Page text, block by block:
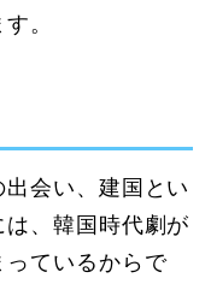
。
会い、建国とい
、韓国時代劇が
っているからで